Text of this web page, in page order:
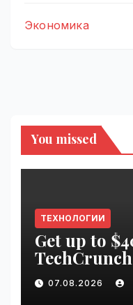
Экономика
You missed
ТЕХНОЛОГИИ
Get up to
pass until
VseTime.ru
07.08.2026